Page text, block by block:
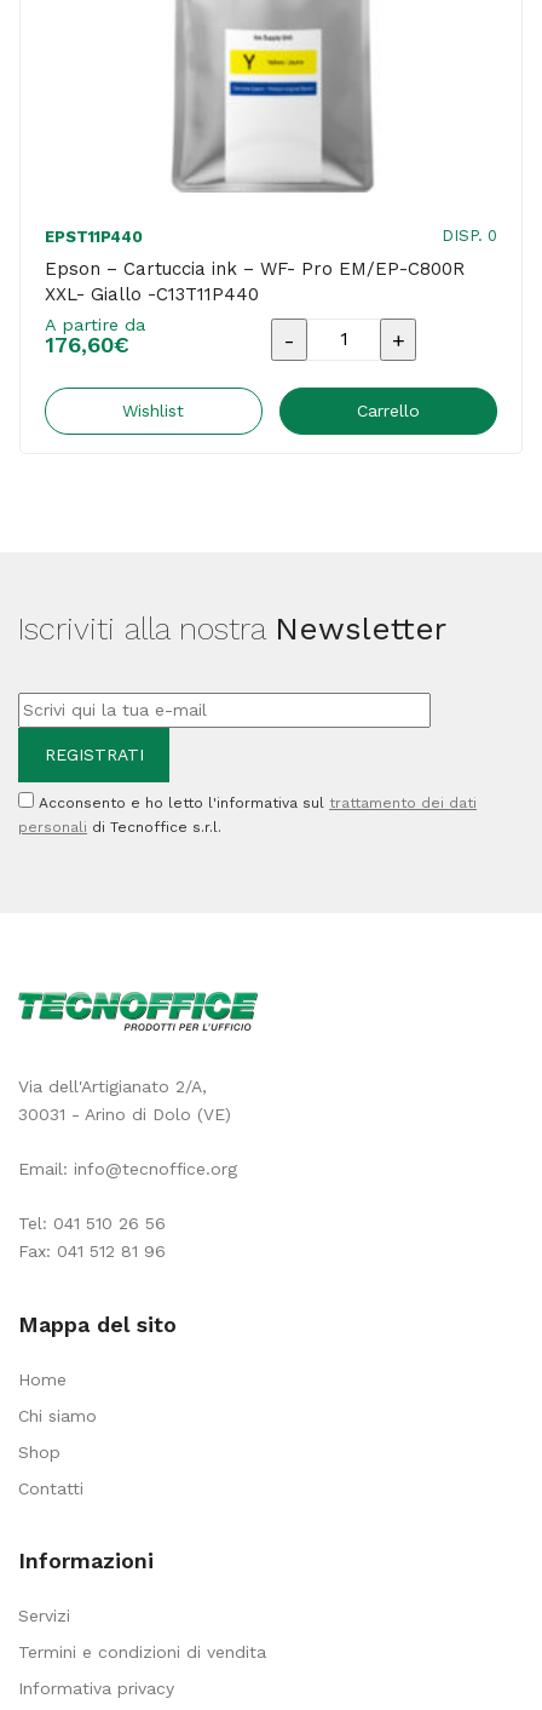
EPST11P440 DISP. 0
Epson – Cartuccia ink – WF- Pro EM/EP-C800R
XXL- Giallo -C13T11P440
A partire da
176,60€
Epson
Cartuccia
C800R
Giallo
-
quantità
Wishlist Carrello
Iscriviti alla nostra Newsletter
Acconsento e ho letto l'informativa sul trattamento dei dati
personali di Tecnoffice s.r.l.
Via dell'Artigianato 2/A,
30031 - Arino di Dolo (VE)
Email: info@tecnoffice.org
Tel: 041 510 26 56
Fax: 041 512 81 96
Mappa del sito
Home
Chi siamo
Shop
Contatti
Informazioni
Servizi
Termini e condizioni di vendita
Informativa privacy